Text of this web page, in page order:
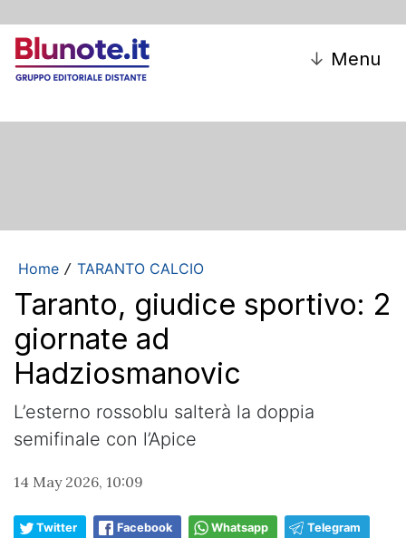
↓ Menu
Home / TARANTO CALCIO
Taranto, giudice sportivo: 2
giornate ad
Hadziosmanovic
L’esterno rossoblu salterà la doppia
semifinale con l’Apice
14 May 2026, 10:09
Twitter Facebook Whatsapp Telegram